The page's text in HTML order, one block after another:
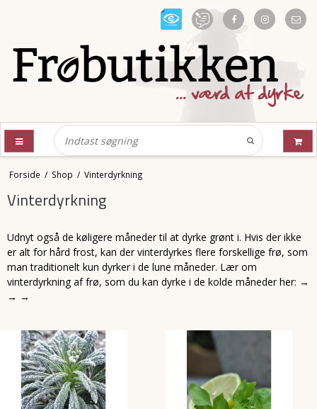
Forside / Shop / Vinterdyrkning
Vinterdyrkning
Udnyt også de køligere måneder til at dyrke grønt i. Hvis der ikke
er alt for hård frost, kan der vinterdyrkes flere forskellige frø, som
man traditionelt kun dyrker i de lune måneder. Lær om
vinterdyrkning af frø, som du kan dyrke i de kolde måneder her: →
→ →